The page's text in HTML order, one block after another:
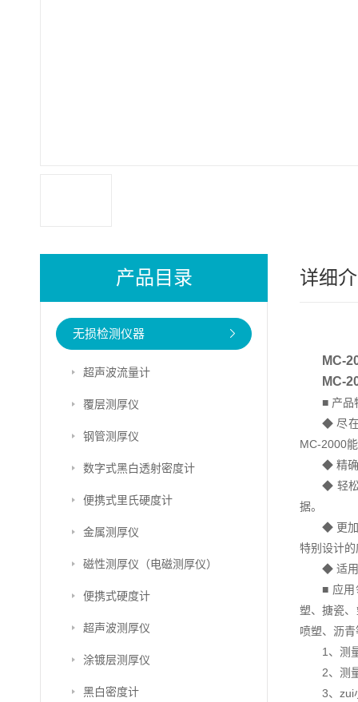
产品目录
无损检测仪器
超声波流量计
覆层测厚仪
钢管测厚仪
数字式黑白透射密度计
便携式里氏硬度计
金属测厚仪
磁性测厚仪（电磁测厚仪）
便携式硬度计
超声波测厚仪
涂镀层测厚仪
黑白密度计
详细
MC-
MC-
■ 产品
◆ 尽
MC-2000
◆ 精
◆ 轻松
据。
◆ 更加
特别设计
◆ 适用
■ 应用
塑、搪瓷
喷塑、沥
1、
2、
3、